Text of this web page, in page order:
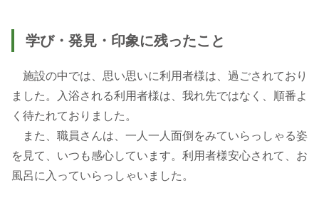
学び・発見・印象に残ったこと
施設の中では、思い思いに利用者様は、過ごされており
ました。入浴される利用者様は、我れ先ではなく、順番よ
く待たれておりました。
また、職員さんは、一人一人面倒をみていらっしゃる姿
を見て、いつも感心しています。利用者様安心されて、お
風呂に入っていらっしゃいました。